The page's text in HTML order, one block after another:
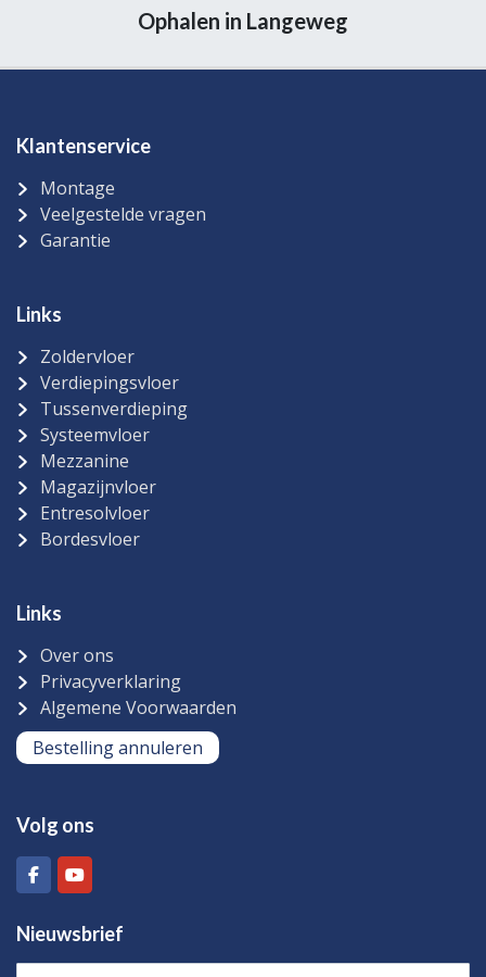
Ophalen in Langeweg
Klantenservice
Montage
Veelgestelde vragen
Garantie
Links
Zoldervloer
Verdiepingsvloer
Tussenverdieping
Systeemvloer
Mezzanine
Magazijnvloer
Entresolvloer
Bordesvloer
Links
Over ons
Privacyverklaring
Algemene Voorwaarden
Bestelling annuleren
Volg ons
Nieuwsbrief